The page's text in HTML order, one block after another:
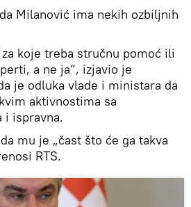
Milanović ima nekih ozbiljnih
koje treba stručnu pomoć ili
a ne ja“, izjavio je
je odluka vlade i ministara da
aktivnostima sa
i ispravna.
mu je „čast što će ga takva
RTS.